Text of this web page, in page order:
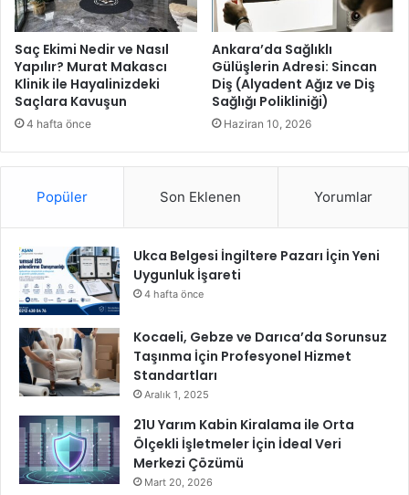
t
a
m
a
m
l
a
i
K
o
n
y
a
B
k
z
n
ö
m
e
Saç Ekimi Nedir ve Nasıl
Yapılır? Murat Makascı
Klinik ile Hayalinizdeki
Saçlara Kavuşun
4 hafta önce
Ankara’da Sağlıklı
Gülüşlerin Adresi: Sincan
Diş (Alyadent Ağız ve Diş
Sağlığı Polikliniği)
Haziran 10, 2026
Popüler Son Eklenen Yorumlar
Ukca Belgesi İngiltere Pazarı İçin Yeni
Uygunluk İşareti
4 hafta önce
Kocaeli, Gebze ve Darıca’da Sorunsuz
Taşınma İçin Profesyonel Hizmet
Standartları
Aralık 1, 2025
21U Yarım Kabin Kiralama ile Orta
Ölçekli İşletmeler İçin İdeal Veri
Merkezi Çözümü
Mart 20, 2026